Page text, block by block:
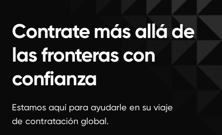
Contrate más allá de
las fronteras con
confianza
Estamos aquí para ayudarle en su viaje
de contratación global.